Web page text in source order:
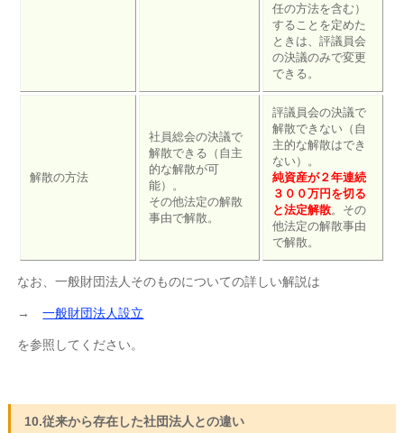
任の方法を含む）
することを定めた
ときは、評議員会
の決議のみで変更
できる。
解散の方法
社員総会の決議で
解散できる（自主
的な解散が可
能）。
その他法定の解散
事由で解散。
評議員会の決議で
解散できない（自
主的な解散はでき
ない）。
純資産が２年連続
３００万円を切る
と法定解散。その
他法定の解散事由
で解散。
なお、一般財団法人そのものについての詳しい解説は
→一般財団法人設立
を参照してください。
10.従来から存在した社団法人との違い